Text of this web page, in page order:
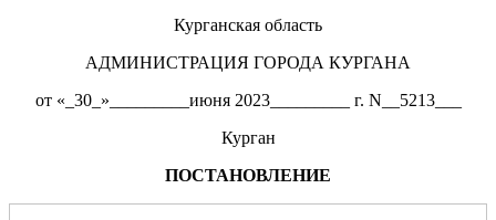
Курганская область
АДМИНИСТРАЦИЯ ГОРОДА КУРГАНА
от «_30_»_________июня 2023_________ г. N__5213___
Курган
ПОСТАНОВЛЕНИЕ